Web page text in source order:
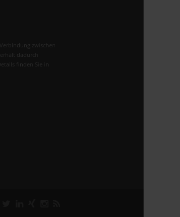
zwischen
dadurch
finden Sie in